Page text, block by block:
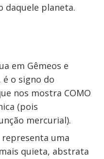
daquele planeta.
em Gêmeos e
é o signo do
nos mostra COMO
(pois
mercurial).
representa uma
quieta, abstrata